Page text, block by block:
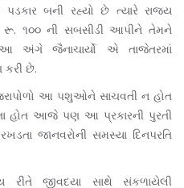
પડકાર બની રહ્યો છે ત્યારે રાજ્ય
રૂ. ૧૦૦ ની સબસીડી આપીને તેમને
અંગે જૈનાચાર્યો એ તાજેતરમાં
છે.
આ પશુઓને સાચવતી ન હોત
હોત આજે પણ આ પ્રકારની પુરતી
જાનવરોની સમસ્યા દિનપરતિ
જીવદયા સાથે સંકળાયેલી